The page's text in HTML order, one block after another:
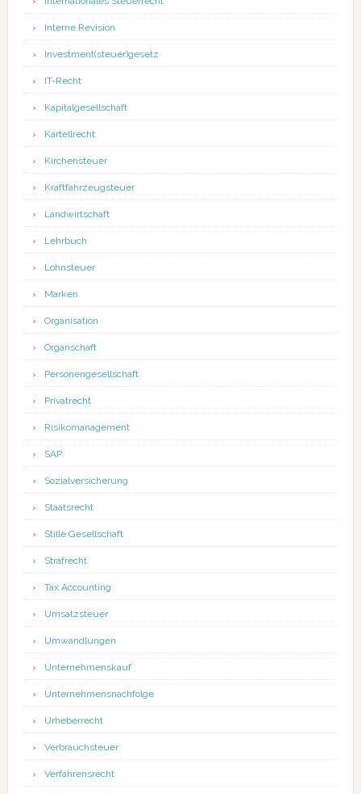
Interne Revision
Investment(steuer)gesetz
IT-Recht
Kapitalgesellschaft
Kartellrecht
Kirchensteuer
Kraftfahrzeugsteuer
Landwirtschaft
Lehrbuch
Lohnsteuer
Marken
Organisation
Organschaft
Personengesellschaft
Privatrecht
Risikomanagement
SAP
Sozialversicherung
Staatsrecht
Stille Gesellschaft
Strafrecht
Tax Accounting
Umsatzsteuer
Umwandlungen
Unternehmenskauf
Unternehmensnachfolge
Urheberrecht
Verbrauchsteuer
Verfahrensrecht